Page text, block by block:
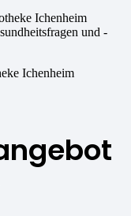
Ichenheim
und -
Ichenheim